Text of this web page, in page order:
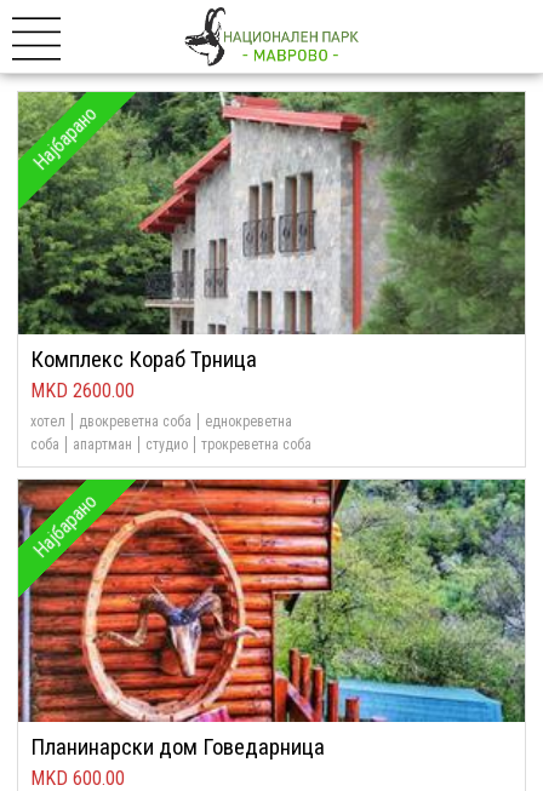
Најбарано
Комплекс Кораб Трница
2600.00
хотел двокреветна соба
еднокреветна
соба
апартман студио трокреветна соба
Најбарано
Планинарски дом Говедарница
600.00